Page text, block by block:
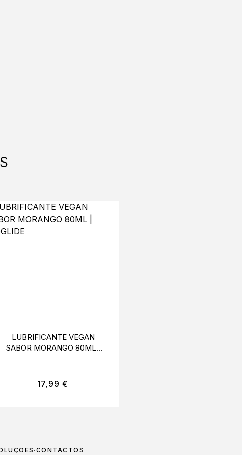
LUBRIFICANTE VEGAN
SABOR MORANGO 80ML |
17,99 €
CONTACTOS